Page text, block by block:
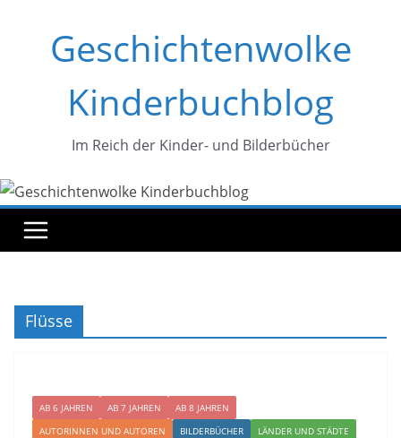
springenGeschichtenwolke
Kinderbuchblog
Im Reich der Kinder- und Bilderbücher
Flüsse
AB 6 JAHREN AB 7 JAHREN
AB 8 JAHREN
AUTORINNEN UND AUTOREN
BILDERBÜCHER
LÄNDER UND STÄDTE